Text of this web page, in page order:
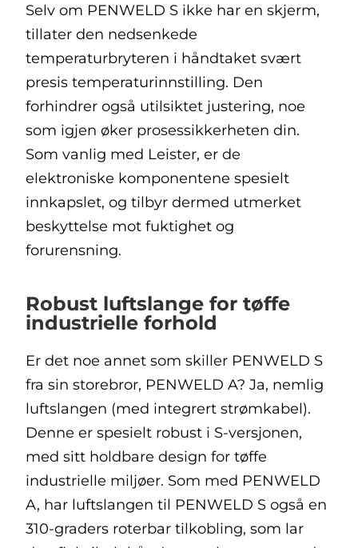
Selv om PENWELD S ikke har en skjerm,
tillater den nedsenkede
temperaturbryteren i håndtaket svært
presis temperaturinnstilling. Den
forhindrer også utilsiktet justering, noe
som igjen øker prosessikkerheten din.
Som vanlig med Leister, er de
elektroniske komponentene spesielt
innkapslet, og tilbyr dermed utmerket
beskyttelse mot fuktighet og
forurensning.
Robust luftslange for tøffe
industrielle forhold
Er det noe annet som skiller PENWELD S
fra sin storebror, PENWELD A? Ja, nemlig
luftslangen (med integrert strømkabel).
Denne er spesielt robust i S-versjonen,
med sitt holdbare design for tøffe
industrielle miljøer. Som med PENWELD
A, har luftslangen til PENWELD S også en
310-graders roterbar tilkobling, som lar